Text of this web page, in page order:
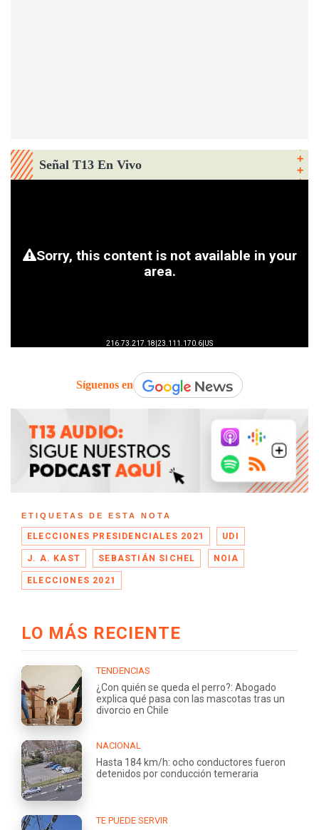
Señal T13 En Vivo
Síguenos en
ETIQUETAS DE ESTA NOTA
ELECCIONES PRESIDENCIALES 2021 UDI
J. A. KAST SEBASTIÁN SICHEL NOIA
ELECCIONES 2021
LO MÁS RECIENTE
TENDENCIAS
¿Con quién se queda el perro?: Abogado
explica qué pasa con las mascotas tras un
divorcio en Chile
NACIONAL
Hasta 184 km/h: ocho conductores fueron
detenidos por conducción temeraria
TE PUEDE SERVIR